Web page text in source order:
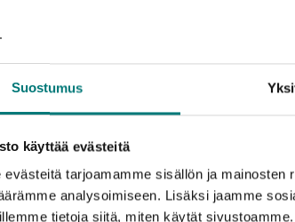
Suostumus
käyttää evästeitä
evästeitä tarjoamamme sisällön ja
analysoimiseen. Lisäksi jaamme
tietoja siitä, miten käytät
avfallsstation
avfallsstation
3
avfallscentral: ingen mängdbegränsning
avfallsstation: under 2 m
avfallsstation: under 2 m 3
avfallsstation: under 2 m3